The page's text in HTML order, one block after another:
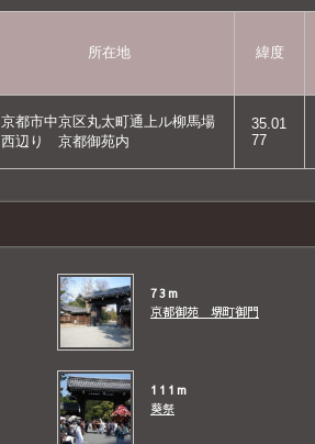
所在地 緯度
京都市中京区丸太町通上ル柳馬場
西辺り 京都御苑内
35.01
77
73m
京都御苑 堺町御門
111m
葵祭